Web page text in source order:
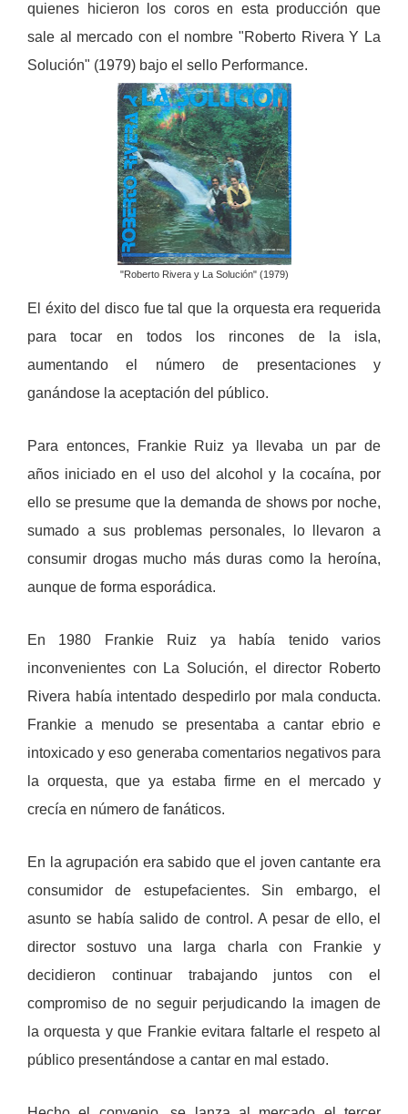
quienes hicieron los coros en esta producción que
sale al mercado con el nombre "Roberto Rivera Y La
Solución" (1979) bajo el sello Performance.
"Roberto Rivera y La Solución" (1979)
El éxito del disco fue tal que la orquesta era requerida
para tocar en todos los rincones de la isla,
aumentando el número de presentaciones y
ganándose la aceptación del público.
Para entonces, Frankie Ruiz ya llevaba un par de
años iniciado en el uso del alcohol y la cocaína, por
ello se presume que la demanda de shows por noche,
sumado a sus problemas personales, lo llevaron a
consumir drogas mucho más duras como la heroína,
aunque de forma esporádica.
En 1980 Frankie Ruiz ya había tenido varios
inconvenientes con La Solución, el director Roberto
Rivera había intentado despedirlo por mala conducta.
Frankie a menudo se presentaba a cantar ebrio e
intoxicado y eso generaba comentarios negativos para
la orquesta, que ya estaba firme en el mercado y
crecía en número de fanáticos.
En la agrupación era sabido que el joven cantante era
consumidor de estupefacientes. Sin embargo, el
asunto se había salido de control. A pesar de ello, el
director sostuvo una larga charla con Frankie y
decidieron continuar trabajando juntos con el
compromiso de no seguir perjudicando la imagen de
la orquesta y que Frankie evitara faltarle el respeto al
público presentándose a cantar en mal estado.